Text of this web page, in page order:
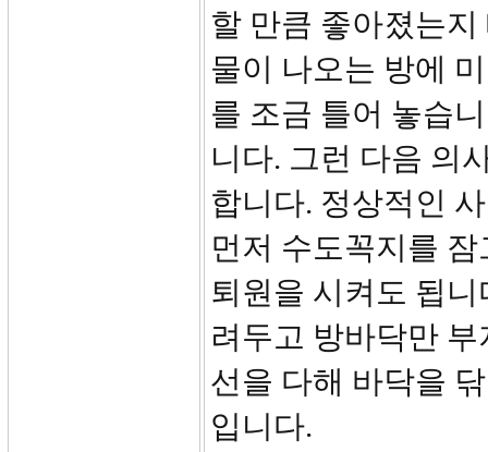
할 만큼 좋아졌는
물이 나오는 방에
를 조금 틀어 놓습
니다. 그런 다음 의
합니다. 정상적인
먼저 수도꼭지를
퇴원을 시켜도 됩
려두고 방바닥만
선을 다해 바닥을
입니다.